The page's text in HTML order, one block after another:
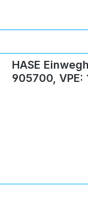
HASE
905700, VPE: